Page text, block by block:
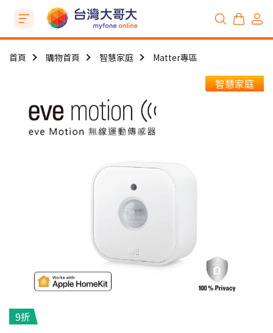
首頁 購物首頁 智慧家庭 Matter專區
智慧家庭
9折